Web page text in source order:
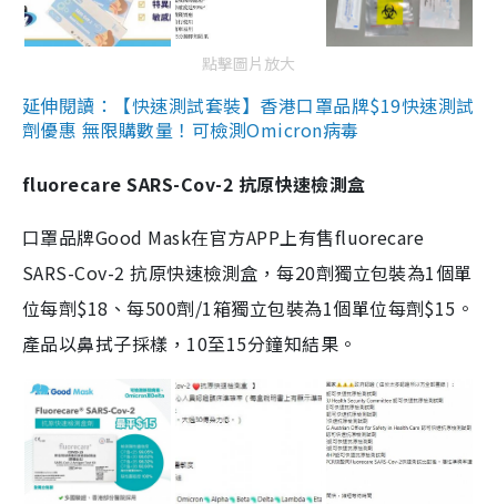
點擊圖片放大
延伸閱讀：【快速測試套裝】香港口罩品牌$19快速測試
劑優惠 無限購數量！可檢測Omicron病毒
fluorecare SARS-Cov-2 抗原快速檢測盒
口罩品牌Good Mask在官方APP上有售fluorecare
SARS-Cov-2 抗原快速檢測盒，每20劑獨立包裝為1個單
位每劑$18、每500劑/1箱獨立包裝為1個單位每劑$15。
產品以鼻拭子採樣，10至15分鐘知結果。